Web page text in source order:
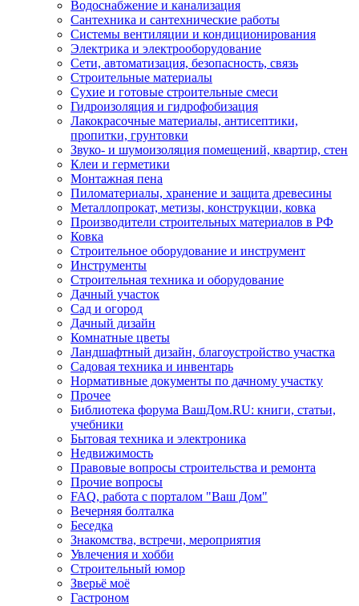
Водоснабжение и канализация
Сантехника и сантехнические работы
Системы вентиляции и кондиционирования
Электрика и электрооборудование
Сети, автоматизация, безопасность, связь
Строительные материалы
Сухие и готовые строительные смеси
Гидроизоляция и гидрофобизация
Лакокрасочные материалы, антисептики,
пропитки, грунтовки
Звуко- и шумоизоляция помещений, квартир, стен
Клеи и герметики
Монтажная пена
Пиломатериалы, хранение и защита древесины
Металлопрокат, метизы, конструкции, ковка
Производители строительных материалов в РФ
Ковка
Строительное оборудование и инструмент
Инструменты
Строительная техника и оборудование
Дачный участок
Сад и огород
Дачный дизайн
Комнатные цветы
Ландшафтный дизайн, благоустройство участка
Садовая техника и инвентарь
Нормативные документы по дачному участку
Прочее
Библиотека форума ВашДом.RU: книги, статьи,
учебники
Бытовая техника и электроника
Недвижимость
Правовые вопросы строительства и ремонта
Прочие вопросы
FAQ, работа с порталом "Ваш Дом"
Вечерняя болталка
Беседка
Знакомства, встречи, мероприятия
Увлечения и хобби
Строительный юмор
Зверьё моё
Гастроном